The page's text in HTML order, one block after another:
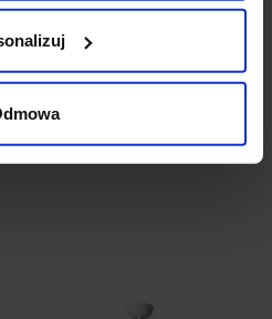
odcienie brązu